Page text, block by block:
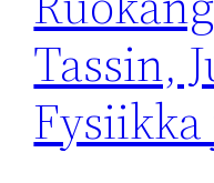
Tassin,